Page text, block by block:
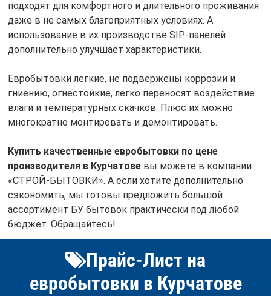
подходят для комфортного и длительного проживания
даже в не самых благоприятных условиях. А
использование в их производстве SIP-панелей
дополнительно улучшает характеристики.
Евробытовки легкие, не подвержены коррозии и
гниению, огнестойкие, легко переносят воздействие
влаги и температурных скачков. Плюс их можно
многократно монтировать и демонтировать.
Купить качественные евробытовки по цене
производителя в Курчатовевы можете в компании
«СТРОЙ-БЫТОВКИ». А если хотите дополнительно
сэкономить, мы готовы предложить большой
ассортимент БУ бытовок практически под любой
бюджет. Обращайтесь!
Прайс-Лист на
евробытовки в Курчатове